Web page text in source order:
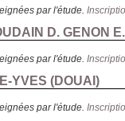
par l'étude.
D. GENON
par l'étude.
YVES (DOUAI )
par l'étude.